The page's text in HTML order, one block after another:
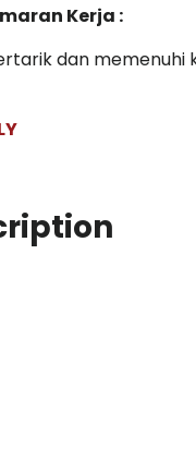
Kerja :
dan memenuhi